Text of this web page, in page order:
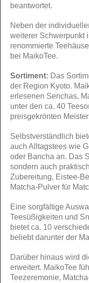
beantwortet.
Neben der
weiterer Schwerpunkt
renommierte
bei MaikoTee.
Sortiment: Das
der Region Kyoto.
erlesenen Senchas,
unter den ca. 40
preisgekrönten
Selbstverständlich
auch Alltagstees wie
oder Bancha an. Das
sondern auch
Zubereitung, Eistee-
Matcha-Pulver für
Eine sorgfältige
Teesüßigkeiten und
bietet ca. 10
beliebt darunter der
Darüber hinaus wird
erweitert. MaikoTee
Teezeremonie,